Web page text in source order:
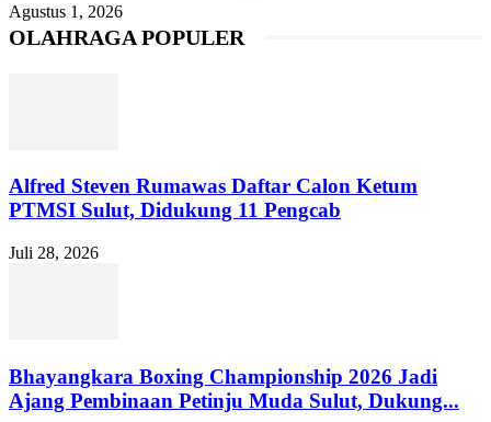
Agustus 1, 2026
OLAHRAGA POPULER
Alfred Steven Rumawas Daftar Calon Ketum
PTMSI Sulut, Didukung 11 Pengcab
Juli 28, 2026
Bhayangkara Boxing Championship 2026 Jadi
Ajang Pembinaan Petinju Muda Sulut, Dukung...